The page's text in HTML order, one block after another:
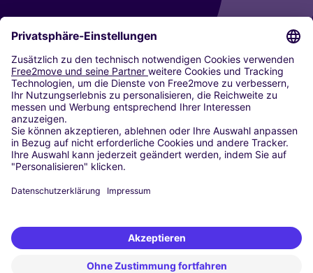
CARSHARING
UNSERE STÄDTE
Paris
Madrid
Washington DC
Mailand
Rom
Turin
Wien
Berlin
Düsseldorf